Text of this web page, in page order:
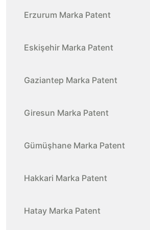
Erzurum Marka Patent
Eskişehir Marka Patent
Gaziantep Marka Patent
Giresun Marka Patent
Gümüşhane Marka Patent
Hakkari Marka Patent
Hatay Marka Patent